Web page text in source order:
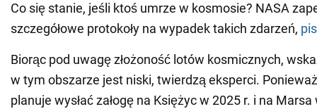
Co się stanie, jeśli ktoś umrze w kosmosie? NASA
szczegółowe protokoły na wypadek takich zdarzeń,
Biorąc pod uwagę złożoność lotów kosmicznych,
w tym obszarze jest niski, twierdzą eksperci.
planuje wysłać załogę na Księżyc w 2025 r. i na